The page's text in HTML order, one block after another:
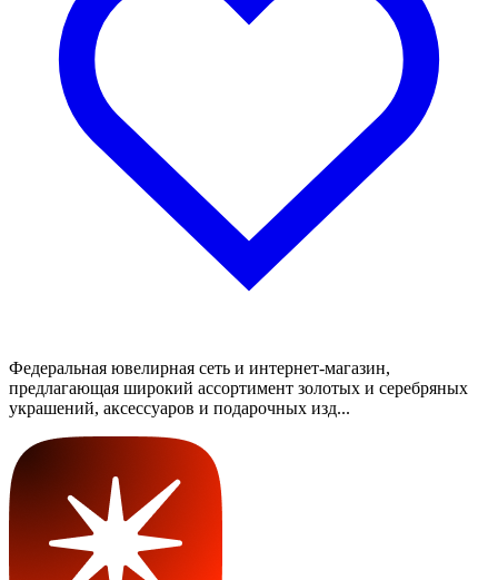
Федеральная ювелирная сеть и интернет-магазин,
предлагающая широкий ассортимент золотых и серебряных
украшений, аксессуаров и подарочных изд...